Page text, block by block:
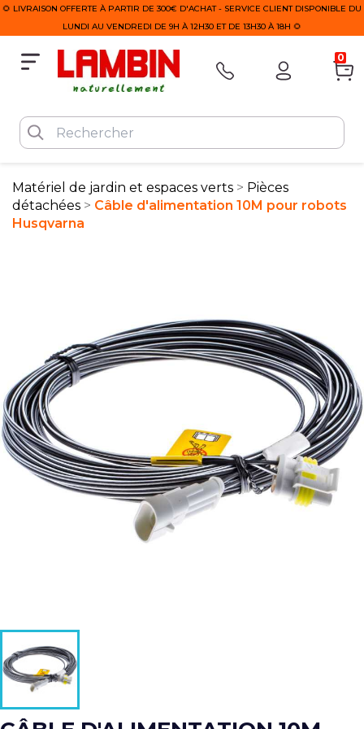
🌻 LIVRAISON OFFERTE À PARTIR DE 300€ D'ACHAT - SERVICE CLIENT DISPONIBLE DU
LUNDI AU VENDREDI DE 9H À 12H30 ET DE 13H30 À 18H 🌻
0
Matériel de jardin et espaces verts
Pièces
détachées
Câble d'alimentation 10M pour robots
Husqvarna